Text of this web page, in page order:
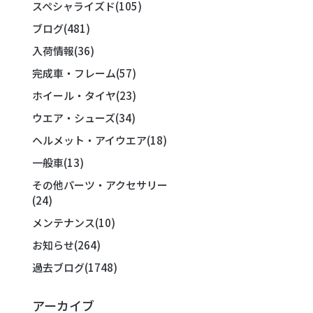
スペシャライズド(105)
ブログ(481)
入荷情報(36)
完成車・フレーム(57)
ホイール・タイヤ(23)
ウエア・シューズ(34)
ヘルメット・アイウエア(18)
一般車(13)
その他パーツ・アクセサリー
(24)
メンテナンス(10)
お知らせ(264)
過去ブログ(1748)
アーカイブ